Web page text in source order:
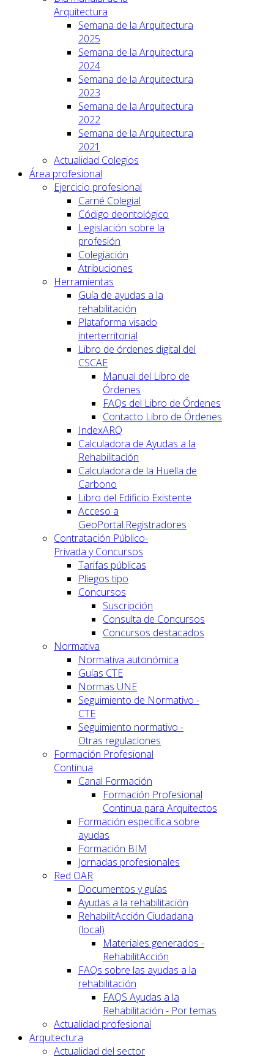
Arquitectura
Semana de la Arquitectura
2025
Semana de la Arquitectura
2024
Semana de la Arquitectura
2023
Semana de la Arquitectura
2022
Semana de la Arquitectura
2021
Actualidad Colegios
Área profesional
Ejercicio profesional
Carné Colegial
Código deontológico
Legislación sobre la
profesión
Colegiación
Atribuciones
Herramientas
Guía de ayudas a la
rehabilitación
Plataforma visado
interterritorial
Libro de órdenes digital del
CSCAE
Manual del Libro de
Órdenes
FAQs del Libro de Órdenes
Contacto Libro de Órdenes
IndexARQ
Calculadora de Ayudas a la
Rehabilitación
Calculadora de la Huella de
Carbono
Libro del Edificio Existente
Acceso a
GeoPortal.Registradores
Contratación Público-
Privada y Concursos
Tarifas públicas
Pliegos tipo
Concursos
Suscripción
Consulta de Concursos
Concursos destacados
Normativa
Normativa autonómica
Guías CTE
Normas UNE
Seguimiento de Normativo -
CTE
Seguimiento normativo -
Otras regulaciones
Formación Profesional
Continua
Canal Formación
Formación Profesional
Continua para Arquitectos
Formación específica sobre
ayudas
Formación BIM
Jornadas profesionales
Red OAR
Documentos y guías
Ayudas a la rehabilitación
RehabilitAcción Ciudadana
(local)
Materiales generados -
RehabilitAcción
FAQs sobre las ayudas a la
rehabilitación
FAQS Ayudas a la
Rehabilitación - Por temas
Actualidad profesional
Arquitectura
Actualidad del sector